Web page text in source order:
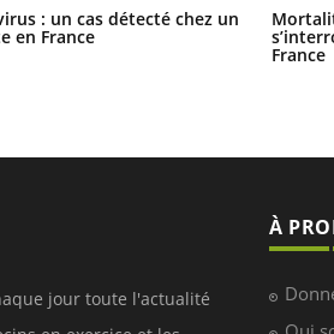
: un cas détecté chez un
en France
France
jour toute l'actualité
À